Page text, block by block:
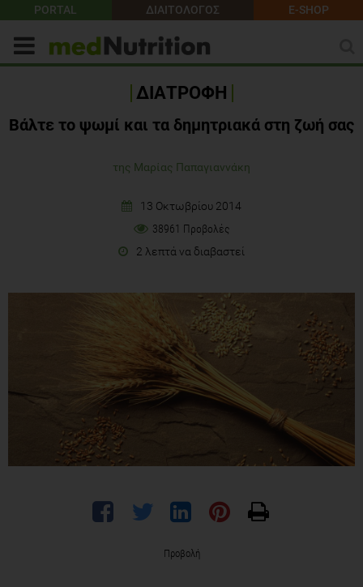
PORTAL ΔΙΑΙΤΟΛΟΓΟΣ E-SHOP
ΔΙΑΤΡΟΦΗ
Βάλτε το ψωμί και τα δημητριακά στη ζωή σας
της Μαρίας Παπαγιαννάκη
13 Οκτωβρίου 2014
38961 Προβολές
2 λεπτά να διαβαστεί
Προβολή